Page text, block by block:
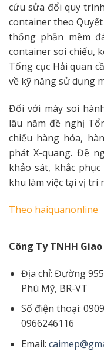
cứu sửa đổi quy
container theo
thống phần mềm
container soi chiếu,
Tổng cục Hải quan
về kỹ năng sử dụng
Đối với máy soi
lâu năm đề nghị
chiếu hàng hóa,
phát X-quang. Đề
khảo sát, khắc
khu làm việc tại vị trí
Theo haiquanonline
Công Ty TNHH
Địa chỉ: Đường
Phú Mỹ, BR-VT
Số điện thoại:
0966246116
Email: